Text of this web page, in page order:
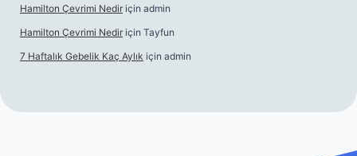
Hamilton Çevrimi Nedir için admin
Hamilton Çevrimi Nedir için Tayfun
7 Haftalık Gebelik Kaç Aylık için admin